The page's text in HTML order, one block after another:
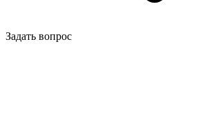
Задать вопрос